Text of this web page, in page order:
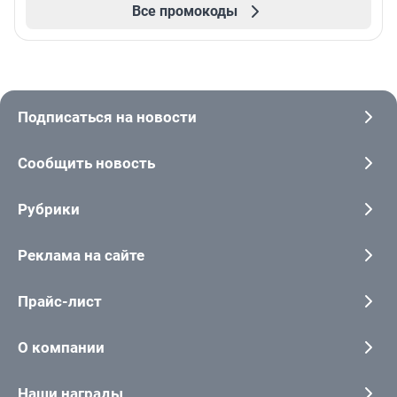
Все промокоды
Подписаться на новости
Сообщить новость
Рубрики
Реклама на сайте
Прайс-лист
О компании